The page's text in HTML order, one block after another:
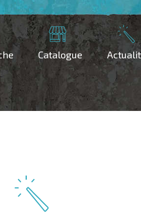
Catalogue